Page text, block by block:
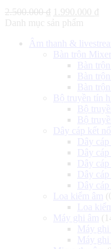
2.500.000₫
Giá
gốc
2.500.000 ₫.
1.990.000 ₫
là:
Danh mục sản phẩm
Âm thanh &
Bàn trộn Mixer
Bàn
Bàn
Bàn
Bộ truyền tín
Bộ
Bộ
Dây cáp kết nối
Dây
Dây
Dây
Dây
Dây cáp
Loa kiểm âm
Loa
Máy ghi âm
Máy ghi
Máy ghi